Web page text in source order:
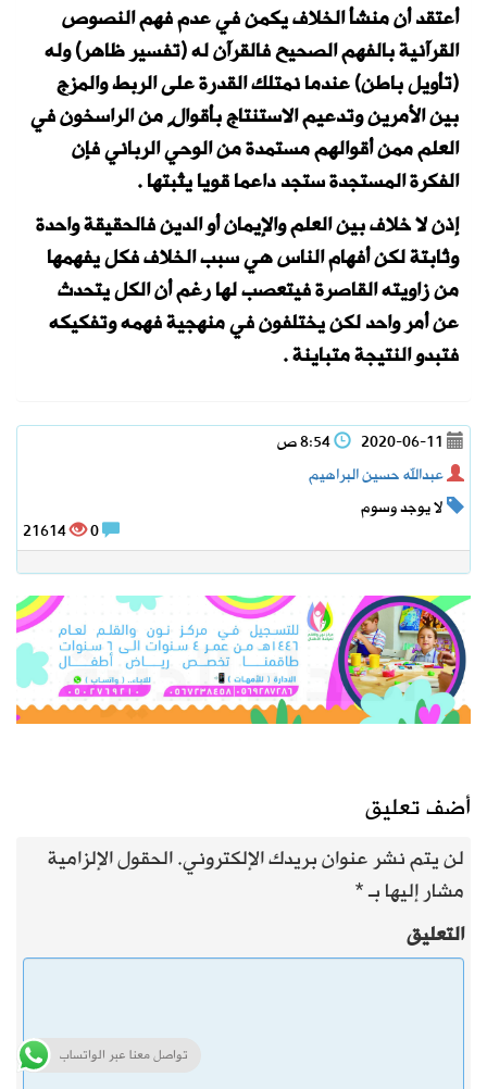
أعتقد أن منشأ الخلاف يكمن في عدم فهم النصوص
القرآنية بالفهم الصحيح فالقرآن له (تفسير ظاهر) وله
(تأويل باطن) عندما نمتلك القدرة على الربط والمزج
بين الأمرين وتدعيم الاستنتاج بأقوالٍ من الراسخون في
العلم ممن أقوالهم مستمدة من الوحي الرباني فإن
الفكرة المستجدة ستجد داعما قويا يثبتها .
إذن لا خلاف بين العلم والإيمان أو الدين فالحقيقة واحدة
وثابتة لكن أفهام الناس هي سبب الخلاف فكل يفهمها
من زاويته القاصرة فيتعصب لها رغم أن الكل يتحدث
عن أمر واحد لكن يختلفون في منهجية فهمه وتفكيكه
فتبدو النتيجة متباينة .
2020-06-11
عبدالله حسين البراهيم
لا يوجد وسوم
21614
أضف تعليق
لن يتم نشر عنوان بريدك الإلكتروني.الحقول الإلزامية
مشار إليها بـ*
التعليق
تواصل معنا عبر الواتساب